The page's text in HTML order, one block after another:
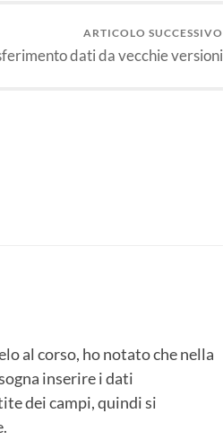
ARTICOLO SUCCESSIVO
dati da vecchie versioni
al corso, ho notato che nella
inserire i dati
dei campi, quindi si